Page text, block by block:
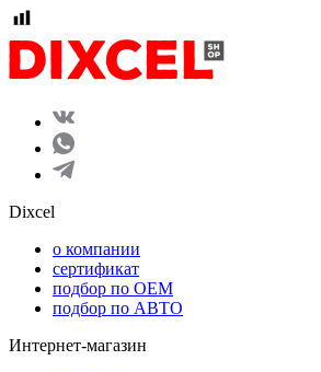
Dixcel
o компании
сертификат
подбор по OEM
подбор по АВТО
Интернет-магазин